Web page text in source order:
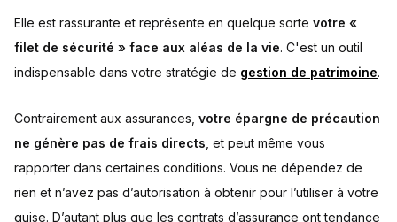
Elle est rassurante et représente en quelque sorte votre «
filet de sécurité » face aux aléas de la vie. C'est un outil
indispensable dans votre stratégie de gestion de patrimoine.
Contrairement aux assurances, votre épargne de précaution
ne génère pas de frais directs , et peut même vous
rapporter dans certaines conditions. Vous ne dépendez de
rien et n’avez pas d’autorisation à obtenir pour l’utiliser à votre
guise. D’autant plus que les contrats d’assurance ont tendance